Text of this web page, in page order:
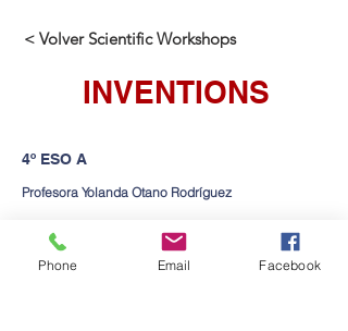
< Volver Scientific Workshops
INVENTIONS
4º ESO A
Profesora Yolanda Otano Rodríguez
Contacta con nosotros
Phone Email Facebook